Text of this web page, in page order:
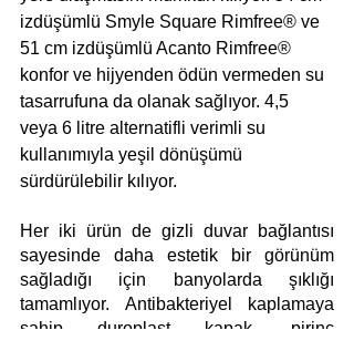
izdüşümlü Smyle Square Rimfree® ve
51 cm izdüşümlü Acanto Rimfree®
konfor ve hijyenden ödün vermeden su
tasarrufuna da olanak sağlıyor. 4,5
veya 6 litre alternatifli verimli su
kullanımıyla yeşil dönüşümü
sürdürülebilir kılıyor.
Her iki ürün de gizli duvar bağlantısı
sayesinde daha estetik bir görünüm
sağladığı için banyolarda şıklığı
tamamlıyor. Antibakteriyel kaplamaya
sahip duroplast kapak, pirinç